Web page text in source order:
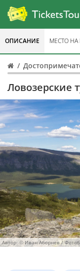
Ловозерские
Автор: © Иван Аборнев /
ОПИСАНИЕ МЕСТО НА